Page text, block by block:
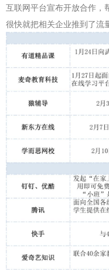
互联网平台宣布开放合作，
很快就把相关企业推到了流